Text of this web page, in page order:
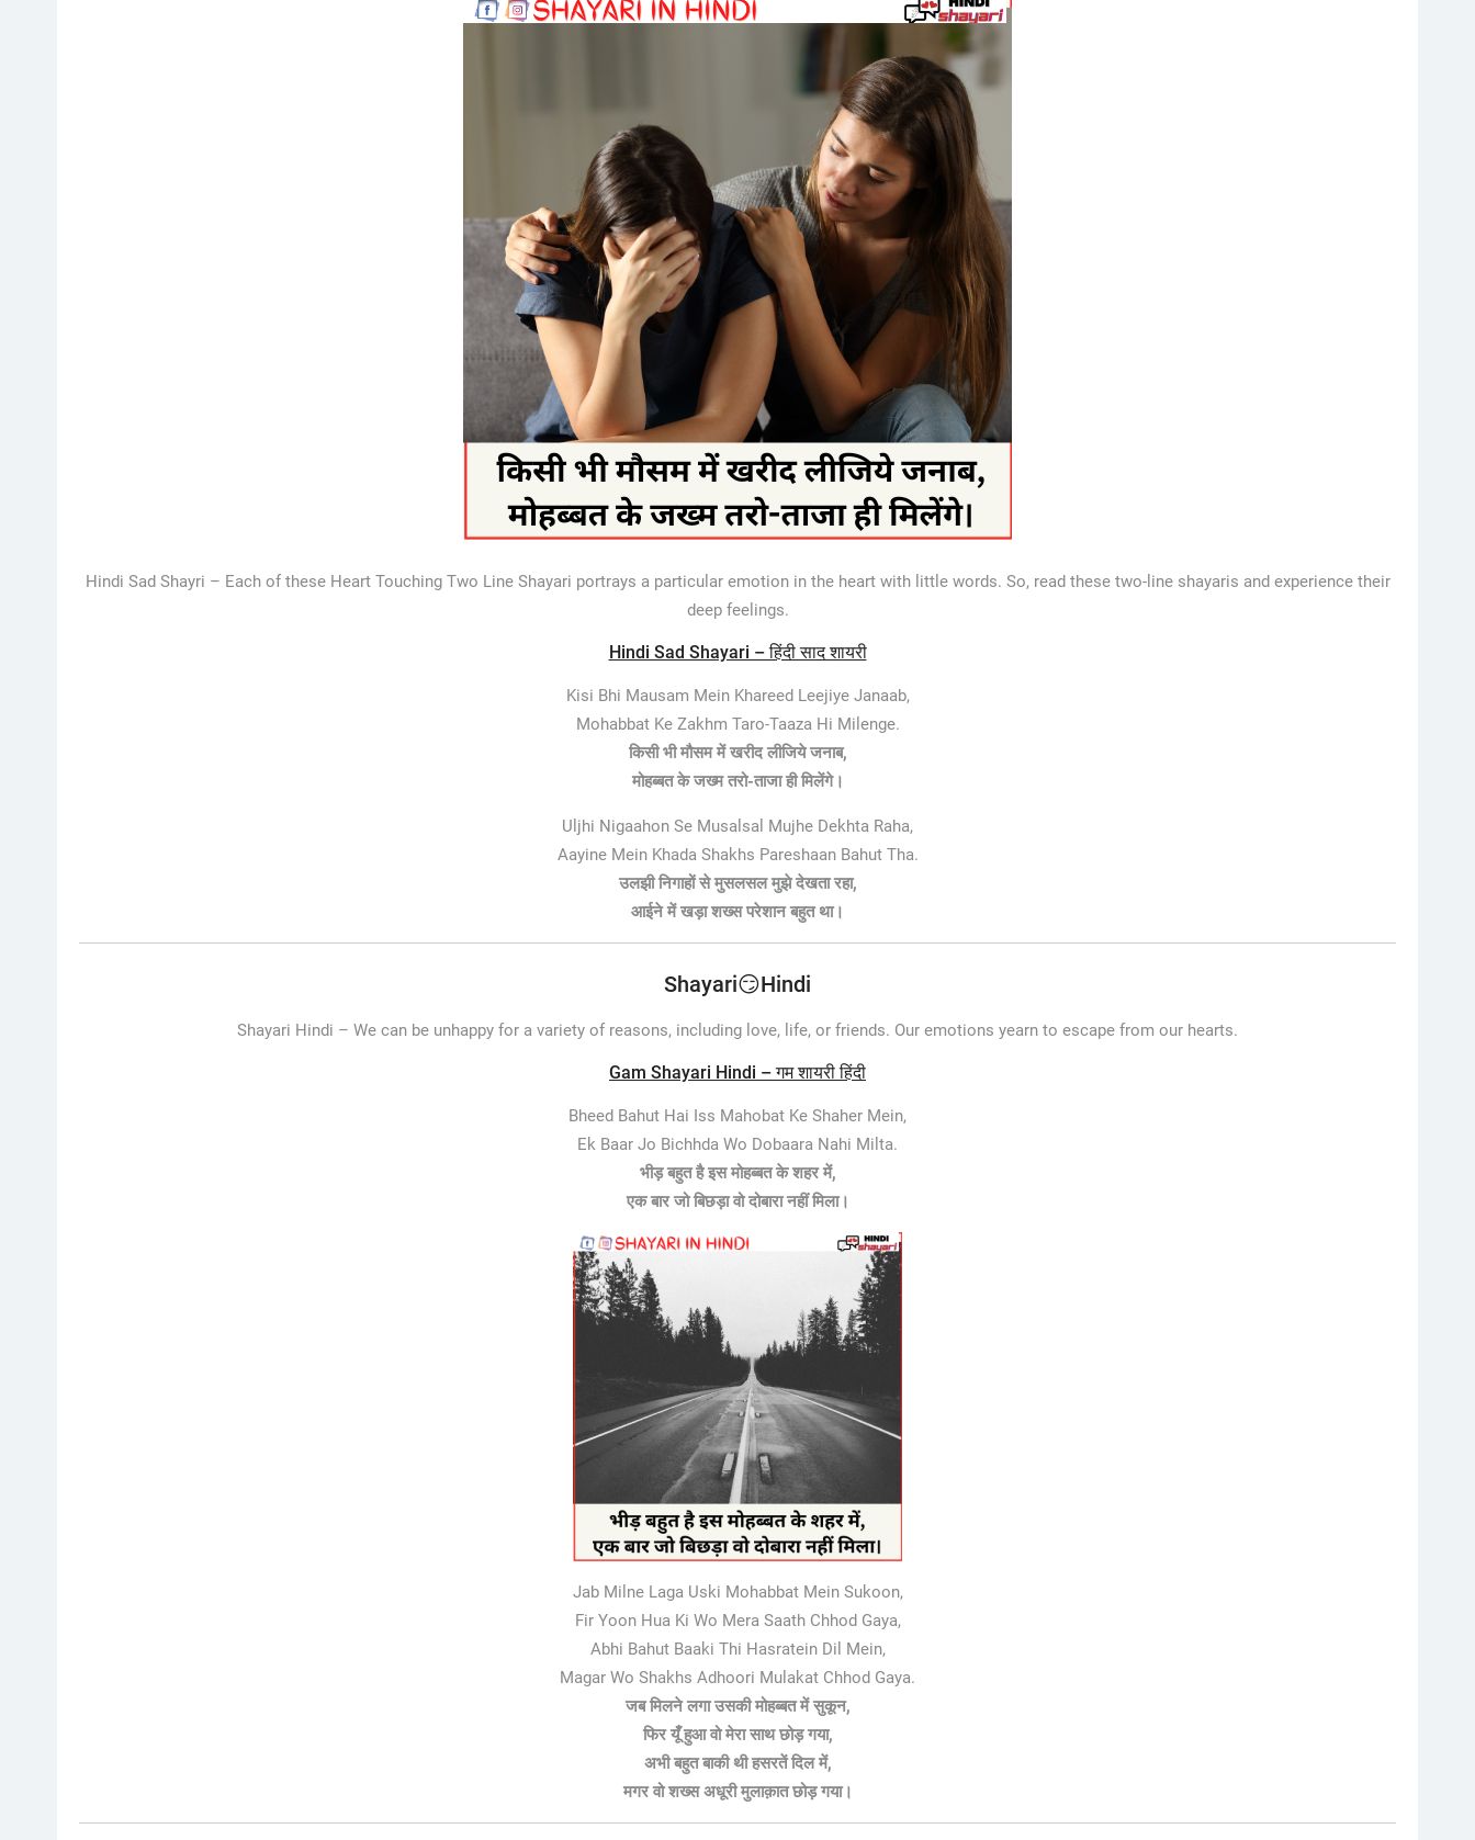
Hindi Sad Shayri – Each of these Heart Touching Two Line Shayari portrays a particular emotion in the heart with little words. So, read these two-line shayaris and experience their
deep feelings.
Hindi Sad Shayari – हिंदी साद शायरी
Kisi Bhi Mausam Mein Khareed Leejiye Janaab,
Mohabbat Ke Zakhm Taro-Taaza Hi Milenge.
किसी भी मौसम में खरीद लीजिये जनाब,
मोहब्बत के जख्म तरो-ताजा ही मिलेंगे।
Uljhi Nigaahon Se Musalsal Mujhe Dekhta Raha,
Aayine Mein Khada Shakhs Pareshaan Bahut Tha.
उलझी निगाहों से मुसलसल मुझे देखता रहा,
आईने में खड़ा शख्स परेशान बहुत था।
Shayari😏Hindi
Shayari Hindi – We can be unhappy for a variety of reasons, including love, life, or friends. Our emotions yearn to escape from our hearts.
Gam Shayari Hindi – गम शायरी हिंदी
Bheed Bahut Hai Iss Mahobat Ke Shaher Mein,
Ek Baar Jo Bichhda Wo Dobaara Nahi Milta.
भीड़ बहुत है इस मोहब्बत के शहर में,
एक बार जो बिछड़ा वो दोबारा नहीं मिला।
Jab Milne Laga Uski Mohabbat Mein Sukoon,
Fir Yoon Hua Ki Wo Mera Saath Chhod Gaya,
Abhi Bahut Baaki Thi Hasratein Dil Mein,
Magar Wo Shakhs Adhoori Mulakat Chhod Gaya.
जब मिलने लगा उसकी मोहब्बत में सुकून,
फिर यूँ हुआ वो मेरा साथ छोड़ गया,
अभी बहुत बाकी थी हसरतें दिल में,
मगर वो शख्स अधूरी मुलाक़ात छोड़ गया।